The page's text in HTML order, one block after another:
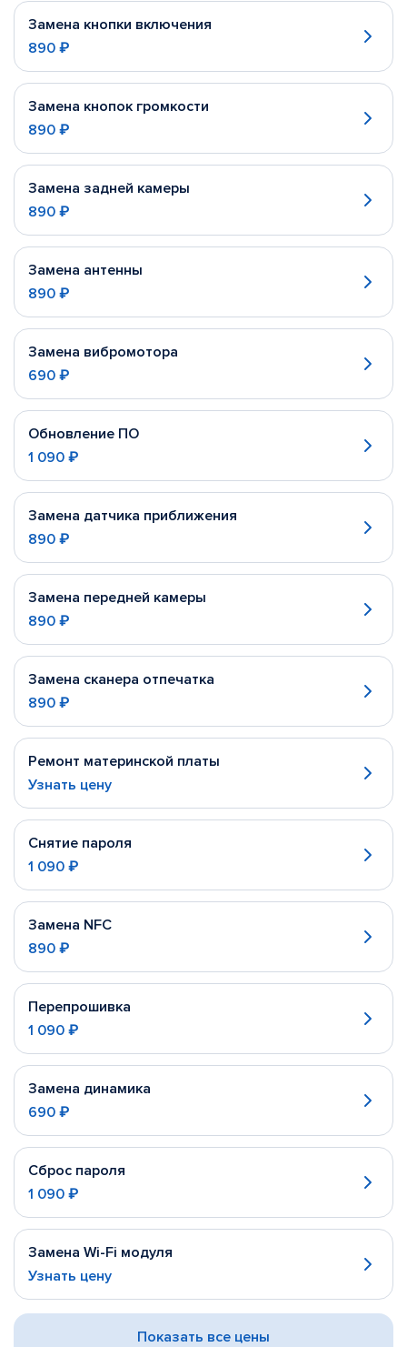
Замена кнопки включения
890 ₽
Замена кнопок громкости
890 ₽
Замена задней камеры
890 ₽
Замена антенны
890 ₽
Замена вибромотора
690 ₽
Обновление ПО
1 090 ₽
Замена датчика приближения
890 ₽
Замена передней камеры
890 ₽
Замена сканера отпечатка
890 ₽
Ремонт материнской платы
Узнать цену
Снятие пароля
1 090 ₽
Замена NFC
890 ₽
Перепрошивка
1 090 ₽
Замена динамика
690 ₽
Сброс пароля
1 090 ₽
Замена Wi-Fi модуля
Узнать цену
Показать все цены